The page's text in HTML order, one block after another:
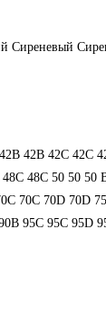
Сиреневый
42B 42B 42C 42C
48С 48С 50 50 50
70C 70D 70D
95C 95C 95D